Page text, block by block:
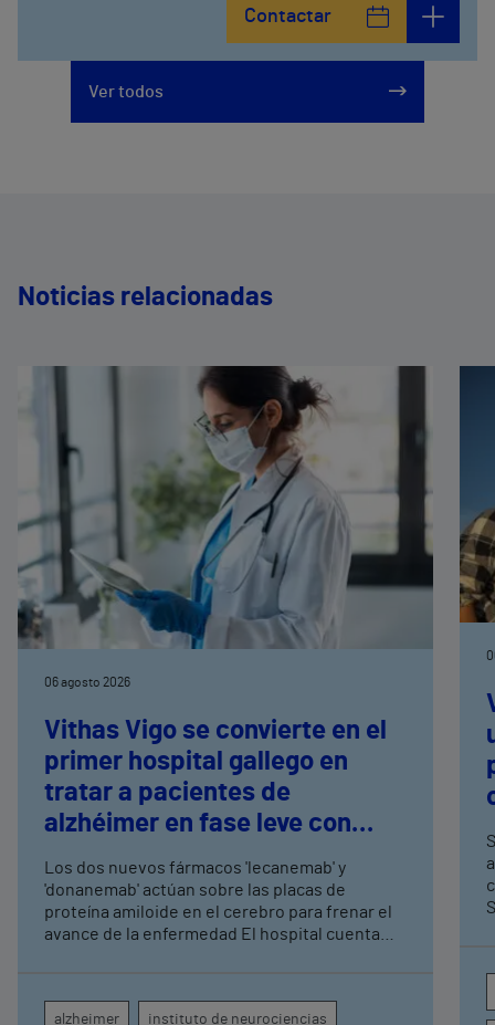
Contactar
Ver todos
Noticias relacionadas
06 agosto 2026
Vithas Vigo se convierte en el
primer hospital gallego en
tratar a pacientes de
alzhéimer en fase leve con
terapias antiamiloide
Los dos nuevos fármacos 'lecanemab' y
'donanemab' actúan sobre las placas de
proteína amiloide en el cerebro para frenar el
avance de la enfermedad El hospital cuenta
seguimiento clínico de cada paciente
alzheimer instituto de neurociencias